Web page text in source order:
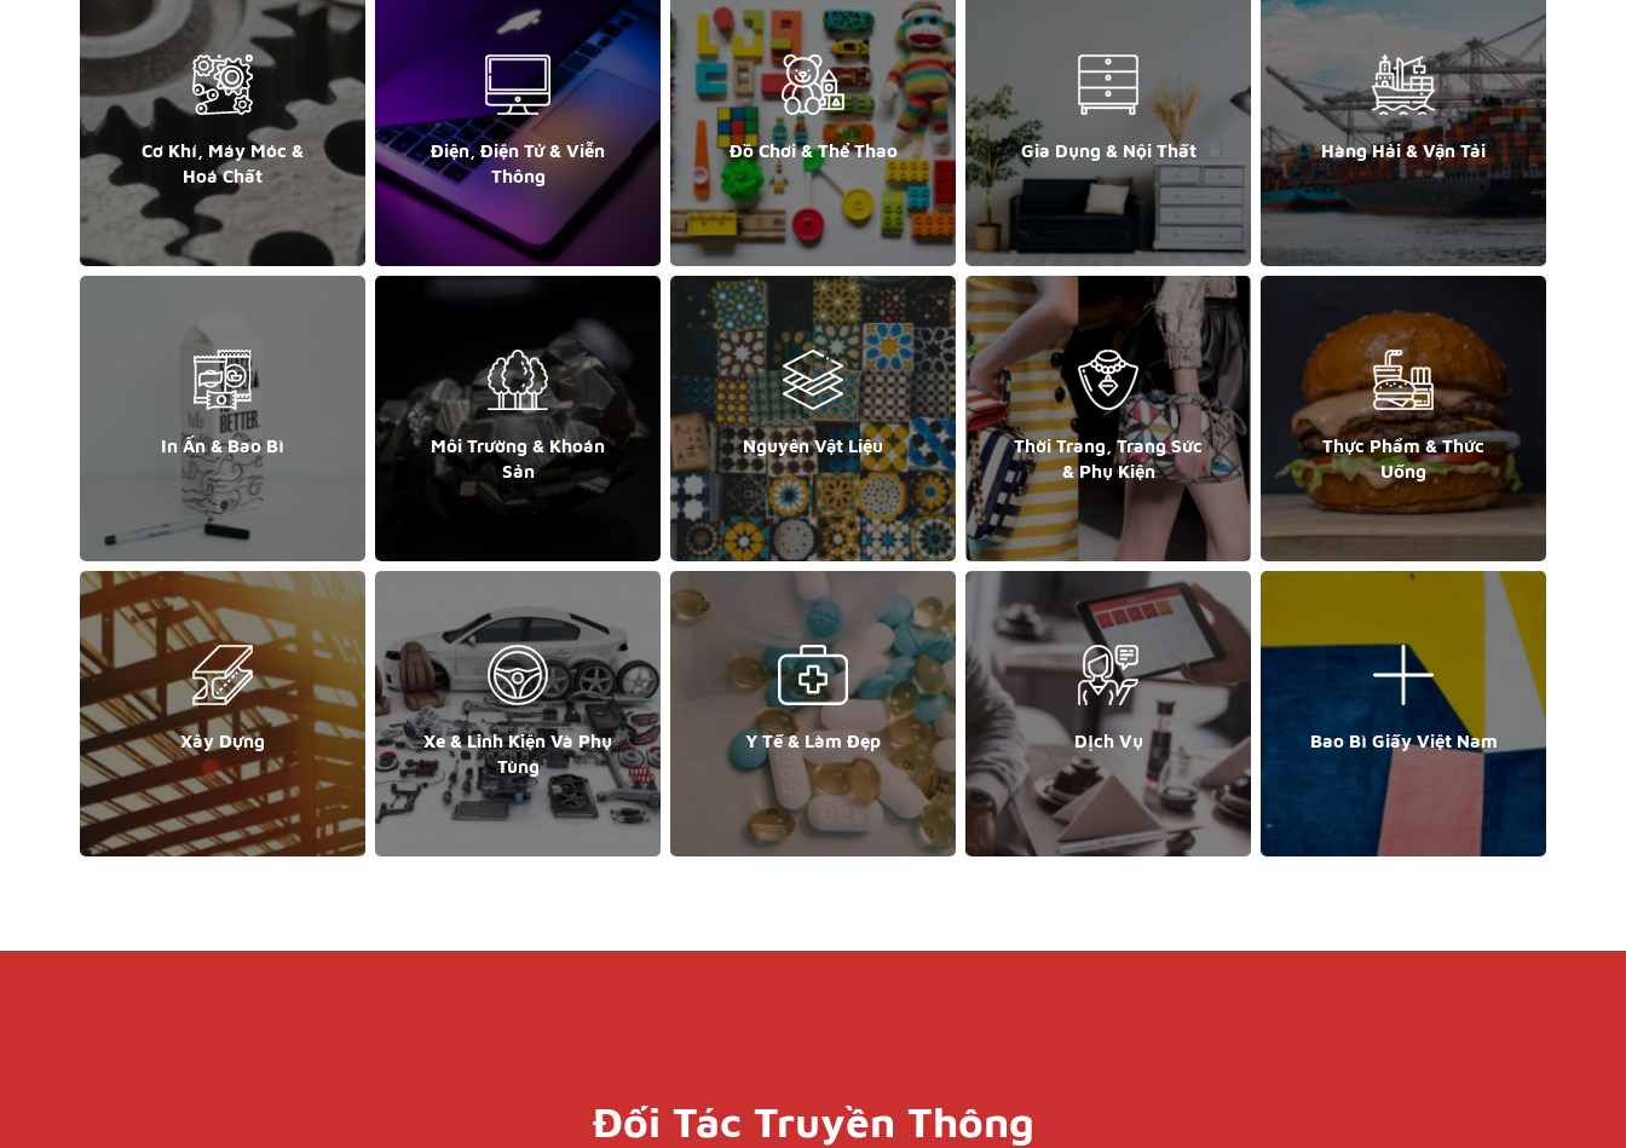
Cơ Khí, Máy Móc &
Hoá Chất
Điện, Điện Tử & Viễn
Thông
Đồ Chơi & Thể Thao Gia Dụng & Nội Thất Hàng Hải & Vận Tải
In Ấn & Bao Bì
Môi Trường & Khoán
Sản
Nguyên Vật Liệu
Thời Trang, Trang Sức
& Phụ Kiện
Thực Phẩm & Thức
Uống
Xây Dựng
Xe & Linh Kiện Và Phụ
Tùng
Y Tế & Làm Đẹp Dịch Vụ Bao Bì Giấy Việt Nam
Đối Tác Truyền Thông